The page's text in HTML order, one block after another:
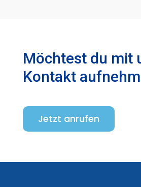
Möchtest du mit
Kontakt
Jetzt anrufen